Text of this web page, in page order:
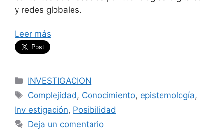
y redes globales.
Leer más
Categorías
INVESTIGACION
Etiquetas
Complejidad, Conocimiento, epistemología,
Inv estigación, Posibilidad
Deja un comentario